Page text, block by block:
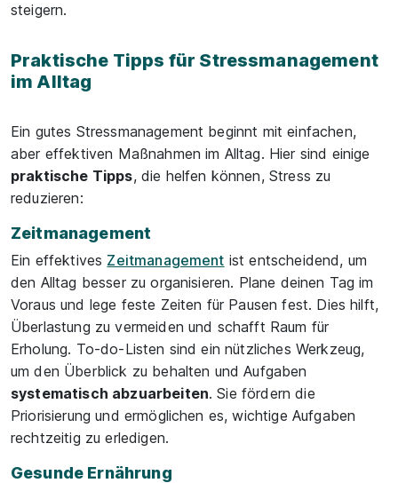
steigern.
Praktische Tipps für Stressmanagement
im Alltag
Ein gutes Stressmanagement beginnt mit einfachen,
aber effektiven Maßnahmen im Alltag. Hier sind einige
praktische Tipps, die helfen können, Stress zu
reduzieren:
Zeitmanagement
Ein effektives Zeitmanagement ist entscheidend, um
den Alltag besser zu organisieren. Plane deinen Tag im
Voraus und lege feste Zeiten für Pausen fest. Dies hilft,
Überlastung zu vermeiden und schafft Raum für
Erholung. To-do-Listen sind ein nützliches Werkzeug,
um den Überblick zu behalten und Aufgaben
systematisch abzuarbeiten. Sie fördern die
Priorisierung und ermöglichen es, wichtige Aufgaben
rechtzeitig zu erledigen.
Gesunde Ernährung